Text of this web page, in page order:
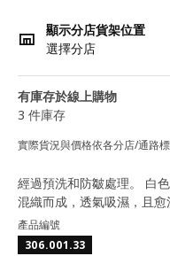
顯示分店貨架位置
選擇分店
有庫存於線上購物
3 件庫存
實際貨況與價格依各分店/通路
經過預洗和防皺處理。 白
混織而成，透氣吸濕，且愈
產品編號
306.001.33